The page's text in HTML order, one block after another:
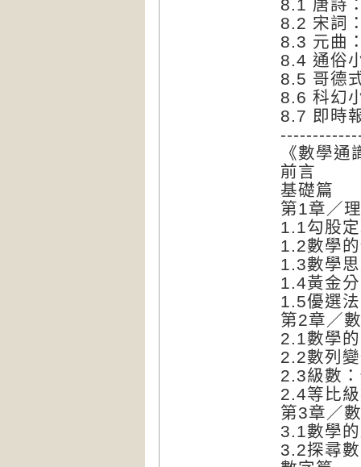
8.1 唐詩
8.2 宋詞
8.3 元曲
8.4 通俗
8.5 哥德
8.6 科幻
8.7 即時
《數學通
前言
基礎篇
第1章／
1.1勾股
1.2數學
1.3數學
1.4黃金
1.5優選
第2章／
2.1數學
2.2數列
2.3級數
2.4等比
第3章／
3.1數學
3.2探尋